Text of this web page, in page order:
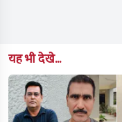
यह भी देखे...